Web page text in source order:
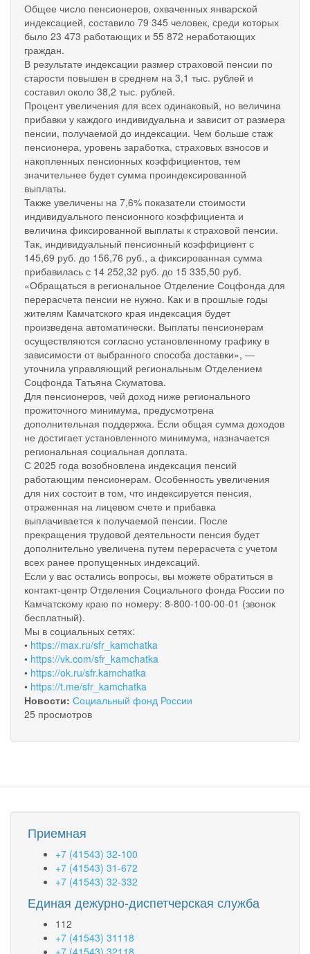
Общее число пенсионеров, охваченных январской
индексацией, составило 79 345 человек, среди которых
было 23 473 работающих и 55 872 неработающих
граждан.
В результате индексации размер страховой пенсии по
старости повышен в среднем на 3,1 тыс. рублей и
составил около 38,2 тыс. рублей.
Процент увеличения для всех одинаковый, но величина
прибавки у каждого индивидуальна и зависит от размера
пенсии, получаемой до индексации. Чем больше стаж
пенсионера, уровень заработка, страховых взносов и
накопленных пенсионных коэффициентов, тем
значительнее будет сумма проиндексированной
выплаты.
Также увеличены на 7,6% показатели стоимости
индивидуального пенсионного коэффициента и
величина фиксированной выплаты к страховой пенсии.
Так, индивидуальный пенсионный коэффициент с
145,69 руб. до 156,76 руб., а фиксированная сумма
прибавилась с 14 252,32 руб. до 15 335,50 руб.
«Обращаться в региональное Отделение Соцфонда для
перерасчета пенсии не нужно. Как и в прошлые годы
жителям Камчатского края индексация будет
произведена автоматически. Выплаты пенсионерам
осуществляются согласно установленному графику в
зависимости от выбранного способа доставки», —
уточнила управляющий региональным Отделением
Соцфонда Татьяна Скуматова.
Для пенсионеров, чей доход ниже регионального
прожиточного минимума, предусмотрена
дополнительная поддержка. Если общая сумма доходов
не достигает установленного минимума, назначается
региональная социальная доплата.
С 2025 года возобновлена индексация пенсий
работающим пенсионерам. Особенность увеличения
для них состоит в том, что индексируется пенсия,
отраженная на лицевом счете и прибавка
выплачивается к получаемой пенсии. После
прекращения трудовой деятельности пенсия будет
дополнительно увеличена путем перерасчета с учетом
всех ранее пропущенных индексаций.
Если у вас остались вопросы, вы можете обратиться в
контакт-центр Отделения Социального фонда России по
Камчатскому краю по номеру: 8-800-100-00-01 (звонок
бесплатный).
Мы в социальных сетях:
• https://max.ru/sfr_kamchatka
• https://vk.com/sfr_kamchatka
• https://ok.ru/sfr.kamchatka
• https://t.me/sfr_kamchatka
Новости: Социальный фонд России
25 просмотров
Приемная
+7 (41543) 32-100
+7 (41543) 31-672
+7 (41543) 32-332
Единая дежурно-диспетчерская служба
112
+7 (41543) 31118
+7 (41543) 32118